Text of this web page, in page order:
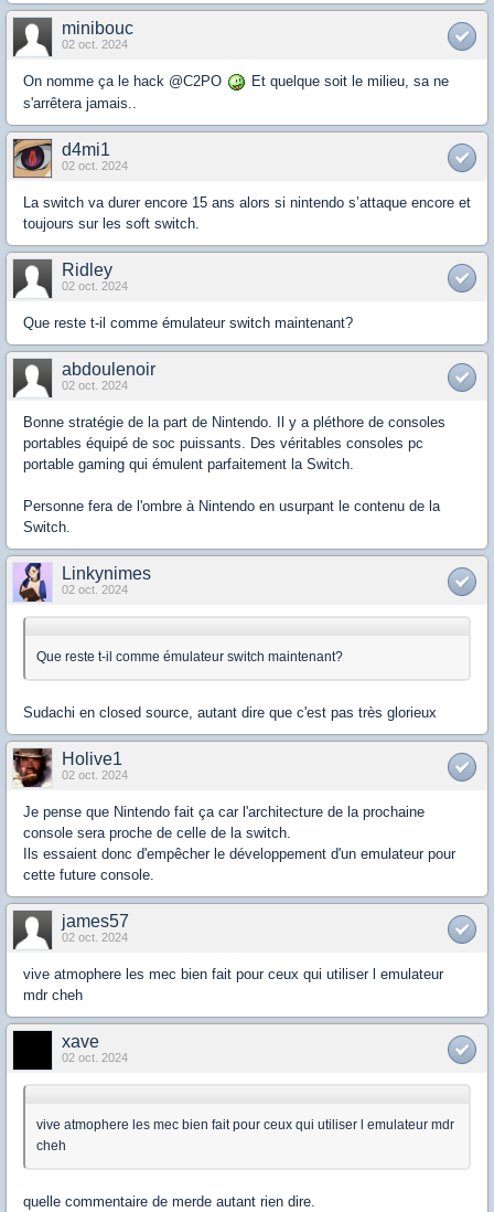
minibouc
02 oct. 2024
On nomme ça le hack @C2PO
Et quelque soit le milieu, sa ne
s'arrêtera jamais..
d4mi1
02 oct. 2024
La switch va durer encore 15 ans alors si nintendo s’attaque encore et
toujours sur les soft switch.
Ridley
02 oct. 2024
Que reste t-il comme émulateur switch maintenant?
abdoulenoir
02 oct. 2024
Bonne stratégie de la part de Nintendo. Il y a pléthore de consoles
portables équipé de soc puissants. Des véritables consoles pc
portable gaming qui émulent parfaitement la Switch.
Personne fera de l'ombre à Nintendo en usurpant le contenu de la
Switch.
Linkynimes
02 oct. 2024
Que reste t-il comme émulateur switch maintenant?
Sudachi en closed source, autant dire que c'est pas très glorieux
Holive1
02 oct. 2024
Je pense que Nintendo fait ça car l'architecture de la prochaine
console sera proche de celle de la switch.
Ils essaient donc d'empêcher le développement d'un emulateur pour
cette future console.
james57
02 oct. 2024
vive atmophere les mec bien fait pour ceux qui utiliser l emulateur
mdr cheh
xave
02 oct. 2024
vive atmophere les mec bien fait pour ceux qui utiliser l emulateur mdr
cheh
quelle commentaire de merde autant rien dire.